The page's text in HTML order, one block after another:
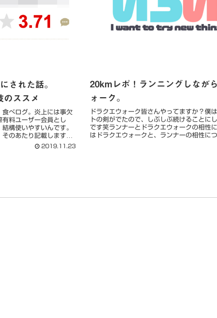
された話。
のススメ
べログ。炎上には事欠
料ユーザー会員とし
構使いやすいんです。
のあたり記載します
2019.11.23
20kmレポ！ランニングしなが
ォーク。
ドラクエウォーク皆さんやってますか？僕
トの剣がでたので、しぶしぶ続けることに
です笑ランナーとドラクエウォークの相性
はドラクエウォークと、ランナーの相性に